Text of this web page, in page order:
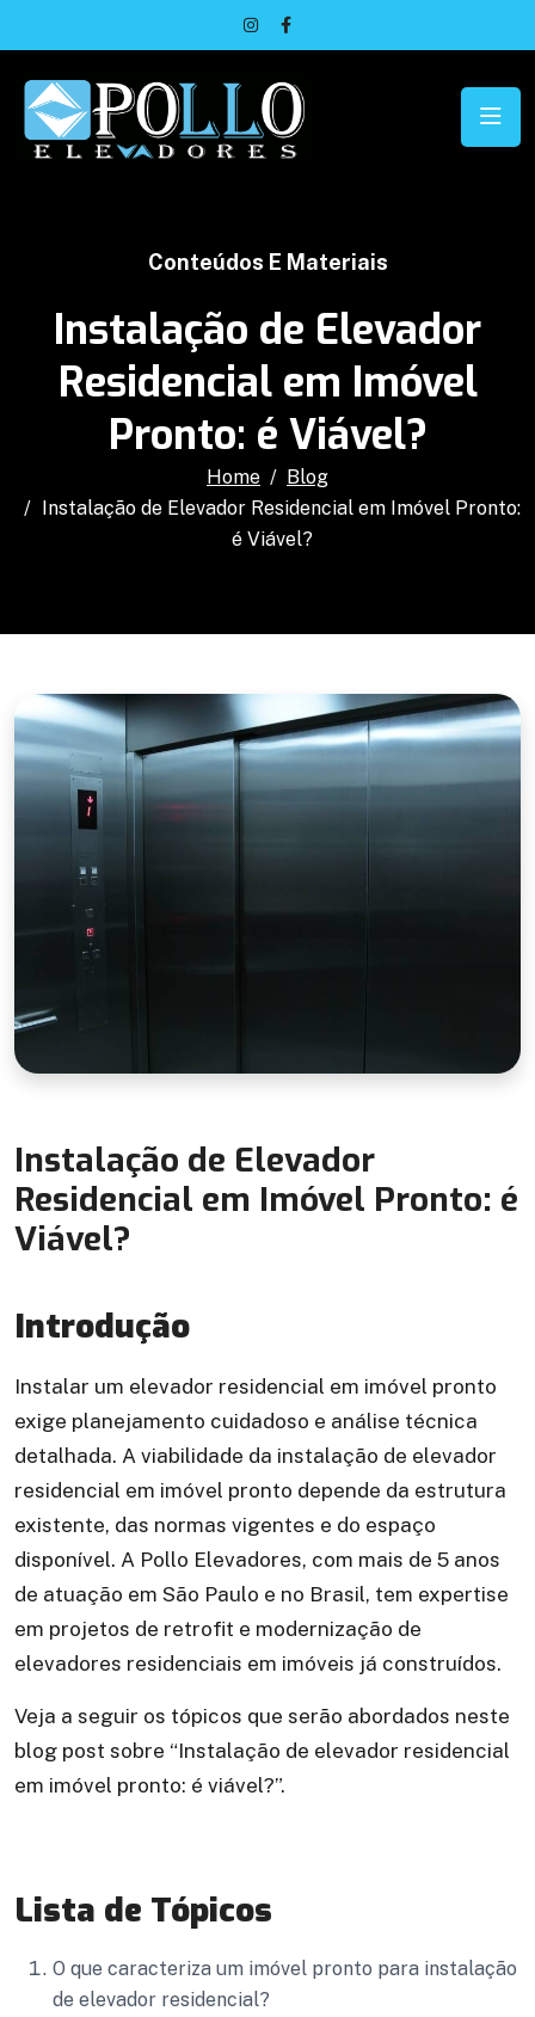
Conteúdos E Materiais
Instalação de Elevador
Residencial em Imóvel
Pronto: é Viável?
Home
Blog
Instalação de Elevador Residencial em Imóvel Pronto:
é Viável?
Instalação de Elevador
Residencial em Imóvel Pronto: é
Viável?
Introdução
Instalar um elevador residencial em imóvel pronto
exige planejamento cuidadoso e análise técnica
detalhada. A viabilidade da instalação de elevador
residencial em imóvel pronto depende da estrutura
existente, das normas vigentes e do espaço
disponível. A Pollo Elevadores, com mais de 5 anos
de atuação em São Paulo e no Brasil, tem expertise
em projetos de retrofit e modernização de
elevadores residenciais em imóveis já construídos.
Veja a seguir os tópicos que serão abordados neste
blog post sobre “Instalação de elevador residencial
em imóvel pronto: é viável?”.
Lista de Tópicos
O que caracteriza um imóvel pronto para instalação
de elevador residencial?